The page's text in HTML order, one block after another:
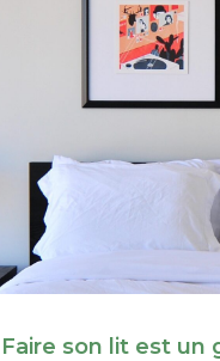
Faire son lit est